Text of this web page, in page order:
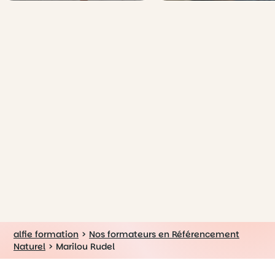
alfie formation > Nos formateurs en Référencement
Naturel > Marilou Rudel